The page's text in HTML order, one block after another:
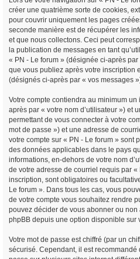
créer une quatrième sorte de cookies,
pour couvrir uniquement les pages
seconde manière est de récupérer les
et que nous collectons. Ceci peut
la publication de messages en tant
« PN - Le forum » (désignée ci-après
que vous publiez après votre inscription
(désignés ci-après par « vos messages
Votre compte contiendra au minimum
après par « votre nom d’utilisateur ») et
permettant de vous connecter à votre
mot de passe ») et une adresse de
votre compte sur « PN - Le forum » sont
des données applicables dans le pays
informations, en-dehors de votre nom
de votre adresse de courriel requis par «
inscription, sont obligatoires ou
Le forum ». Dans tous les cas, vous
de votre compte vous souhaitez rendre
pouvez décider de vous abonner ou non
phpBB depuis une option disponible sur
Votre mot de passe est chiffré (par un
sécurisé. Cependant, il est